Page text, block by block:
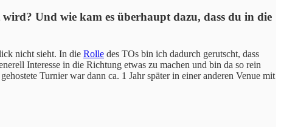
Und wie kam es überhaupt dazu, dass du in die
nicht sieht. In die Rolle des TOs bin ich dadurch gerutscht, dass
Interesse in die Richtung etwas zu machen und bin da so rein
Turnier war dann ca. 1 Jahr später in einer anderen Venue mit